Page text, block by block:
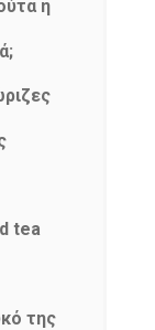
ή
tea
της